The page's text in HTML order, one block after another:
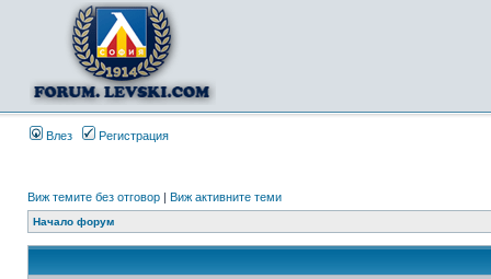
Влез Регистрация
Виж темите без отговор | Виж активните теми
Начало форум